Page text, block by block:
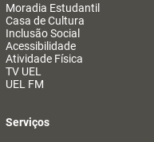
Moradia Estudantil
Casa de Cultura
Inclusão Social
Acessibilidade
Atividade Física
TV UEL
UEL FM
Serviços